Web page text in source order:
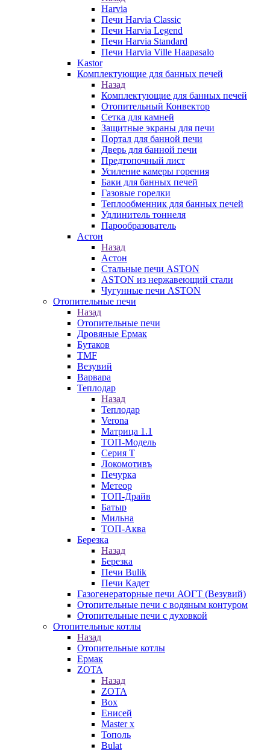
Harvia
Печи Harvia Classic
Печи Harvia Legend
Печи Harvia Standard
Печи Harvia Ville Haapasalo
Kastor
Комплектующие для банных печей
Назад
Комплектующие для банных печей
Отопительный Конвектор
Сетка для камней
Защитные экраны для печи
Портал для банной печи
Дверь для банной печи
Предтопочный лист
Усиление камеры горения
Баки для банных печей
Газовые горелки
Теплообменник для банных печей
Удлинитель тоннеля
Парообразователь
Астон
Назад
Астон
Стальные печи ASTON
ASTON из нержавеющий стали
Чугунные печи ASTON
Отопительные печи
Назад
Отопительные печи
Дровяные Ермак
Бутаков
TMF
Везувий
Варвара
Теплодар
Назад
Теплодар
Verona
Матрица 1.1
ТОП-Модель
Серия Т
Локомотивъ
Печурка
Метеор
ТОП-Драйв
Батыр
Мильна
ТОП-Аква
Березка
Назад
Березка
Печи Bulik
Печи Кадет
Газогенераторные печи АОГТ (Везувий)
Отопительные печи с водяным контуром
Отопительные печи с духовкой
Отопительные котлы
Назад
Отопительные котлы
Ермак
ZOTA
Назад
ZOTA
Box
Енисей
Master x
Тополь
Bulat